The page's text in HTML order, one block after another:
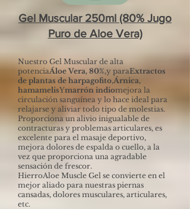
Gel Muscular 250ml (80% Jugo
Puro de Aloe Vera)
Nuestro Gel Muscular de alta
potenciaÁloe Vera, 80%,y paraExtractos
de plantas de harpagofito,Árnica,
hamamelisYmarrón indiomejora la
circulación sanguínea y lo hace ideal para
relajarse y aliviar todo tipo de molestias.
Proporciona un alivio inigualable de
contracturas y problemas articulares, es
excelente para el masaje deportivo,
mejora dolores de espalda o cuello, a la
vez que proporciona una agradable
sensación de frescor.
HierroAloe Muscle Gel se convierte en el
mejor aliado para nuestras piernas
cansadas, dolores musculares, articulares,
etc.